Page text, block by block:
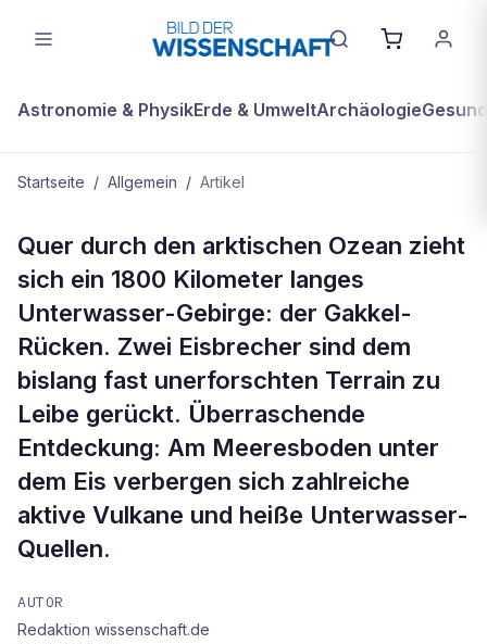
Astronomie & PhysikErde & UmweltArchäologie
Startseite / Allgemein / Artikel
Feuer unter dem Eis
Quer durch den arktischen Ozean zieht
sich ein 1800 Kilometer langes
Unterwasser-Gebirge: der Gakkel-
Rücken. Zwei Eisbrecher sind dem
bislang fast unerforschten Terrain zu
Leibe gerückt. Überraschende
Entdeckung: Am Meeresboden unter
dem Eis verbergen sich zahlreiche
aktive Vulkane und heiße Unterwasser-
Quellen.
AUTOR
Redaktion wissenschaft.de